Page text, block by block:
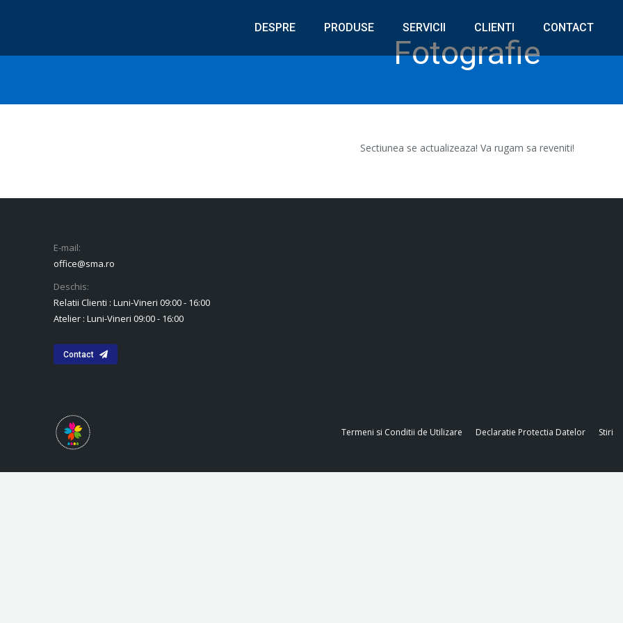
DESPRE PRODUSE SERVICII CLIENTI CONTACT
Fotografie
Sectiunea se actualizeaza! Va rugam sa reveniti!
E-mail:
office@sma.ro
Deschis:
Relatii Clienti : Luni-Vineri 09:00 - 16:00
Atelier : Luni-Vineri 09:00 - 16:00
Contact
Termeni si Conditii de Utilizare Declaratie Protectia Datelor Stiri